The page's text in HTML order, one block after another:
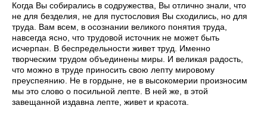
Когда Вы собирались в содружества, Вы отлично знали, что
не для безделия, не для пустословия Вы сходились, но для
труда. Вам всем, в осознании великого понятия труда,
навсегда ясно, что трудовой источник не может быть
исчерпан. В беспредельности живет труд. Именно
творческим трудом объединены миры. И великая радость,
что можно в труде приносить свою лепту мировому
преуспеянию. Не в гордыне, не в высокомерии произносим
мы это слово о посильной лепте. В ней же, в этой
завещанной издавна лепте, живет и красота.